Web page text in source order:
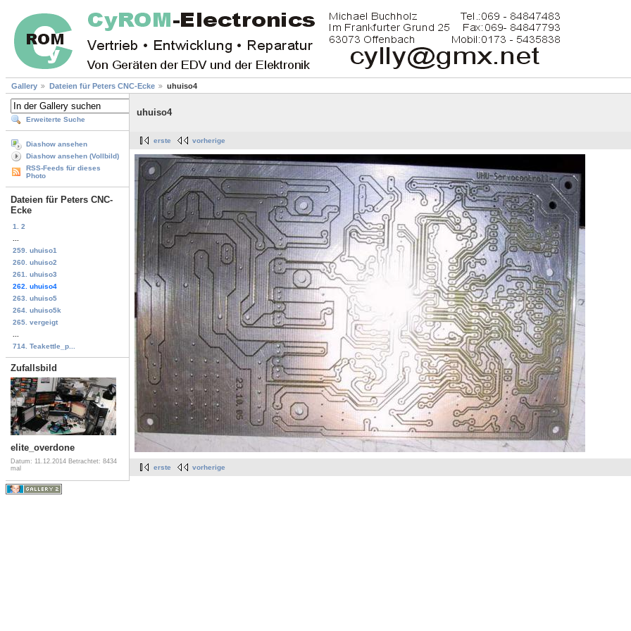
Gallery Dateien für Peters CNC-Ecke uhuiso4
Erweiterte Suche
Diashow ansehen
Diashow ansehen (Vollbild)
RSS-Feeds für dieses
Photo
Dateien für Peters CNC-
Ecke
1. 2
259. uhuiso1
260. uhuiso2
261. uhuiso3
262. uhuiso4
263. uhuiso5
264. uhuiso5k
265. vergeigt
714. Teakettle_p...
Zufallsbild
elite_overdone
Datum: 11.12.2014 Betrachtet: 8434
mal
uhuiso4
erste vorherige
erste vorherige